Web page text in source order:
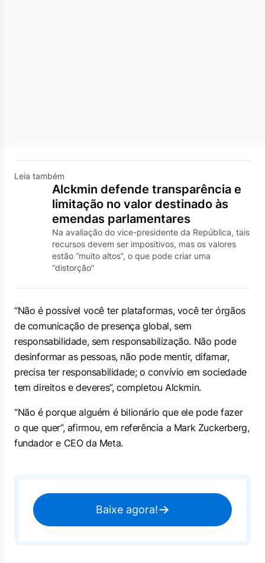
Leia também
Alckmin defende transparência e
limitação no valor destinado às
emendas parlamentares
Na avaliação do vice-presidente da República, tais
recursos devem ser impositivos, mas os valores
estão “muito altos”, o que pode criar uma
“distorção”
“Não é possível você ter plataformas, você ter órgãos
de comunicação de presença global, sem
responsabilidade, sem responsabilização. Não pode
desinformar as pessoas, não pode mentir, difamar,
precisa ter responsabilidade; o convívio em sociedade
tem direitos e deveres”, completou Alckmin.
“Não é porque alguém é bilionário que ele pode fazer
o que quer”, afirmou, em referência a Mark Zuckerberg,
fundador e CEO da Meta.
Baixe agora!